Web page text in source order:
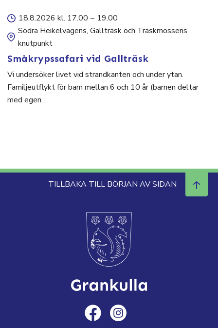
18.8.2026 kl. 17.00 – 19.00
Södra Heikelvägens, Gallträsk och Träskmossens
knutpunkt
Småkrypssafari vid Gallträsk
Vi undersöker livet vid strandkanten och under ytan.
Familjeutflykt för barn mellan 6 och 10 år (barnen deltar
med egen…
TILLBAKA TILL BÖRJAN AV SIDAN